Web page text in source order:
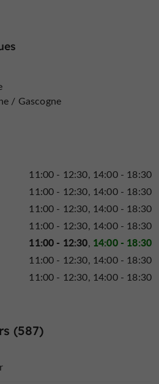
pourrez découvrir la faune
Un spectacle qui met en
et poissons de Garonne,
& bassin tactile
des siennes et la cuisine
évoluent entre d’atypiques
d’un frigo et d’un
étonnant, visible depuis la rue
berges du fleuve.
/ Gascogne
11:00 - 12:30 14:00 - 18:30
11:00 - 12:30 14:00 - 18:30
11:00 - 12:30 14:00 - 18:30
11:00 - 12:30 14:00 - 18:30
11:00 - 12:30 14:00 - 18:30
11:00 - 12:30 14:00 - 18:30
11:00 - 12:30 14:00 - 18:30
(587)